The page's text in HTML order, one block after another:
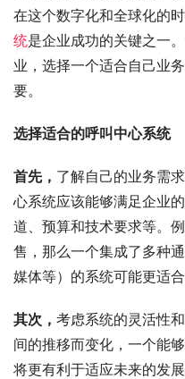
在这个数字化和全球化的
统是企业成功的关键之一
业，选择一个适合自己业
要。
选择适合的呼叫中心系统
首先， 了解自己的业务需
心系统应该能够满足企业
道、预算和技术要求等。
售，那么一个集成了多种
媒体等）的系统可能更适合
其次， 考虑系统的灵活性
间的推移而变化，一个能
将更有利于适应未来的发展